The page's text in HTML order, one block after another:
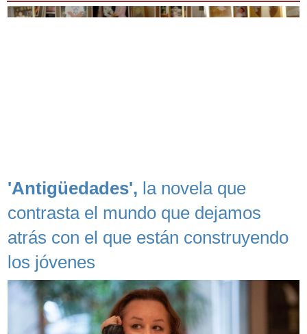
'Antigüedades', la novela que
contrasta el mundo que dejamos
atrás con el que están construyendo
los jóvenes